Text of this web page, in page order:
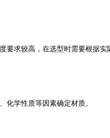
要求较高，在选型时需要根据实
化学性质等因素确定材质。